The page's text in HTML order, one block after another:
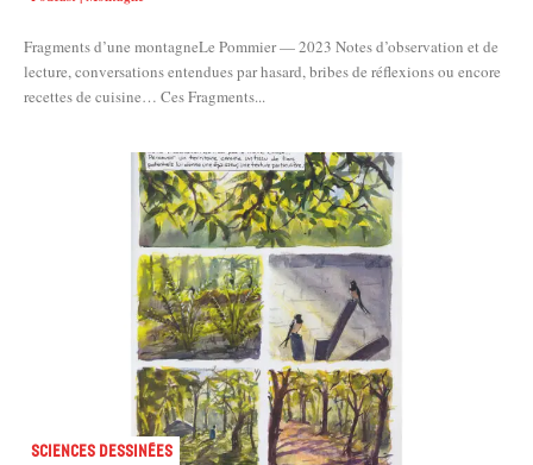
Fragments d’une montagneLe Pommier — 2023 Notes d’observation et de
lecture, conversations entendues par hasard, bribes de réflexions ou encore
recettes de cuisine… Ces Fragments...
Sciences dessinées